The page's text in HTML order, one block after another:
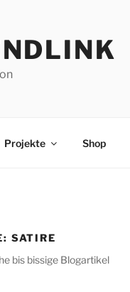
Projekte Shop
SATIRE
bis bissige Blogartikel